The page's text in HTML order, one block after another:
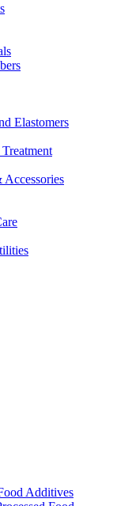
Elastomers
Additives